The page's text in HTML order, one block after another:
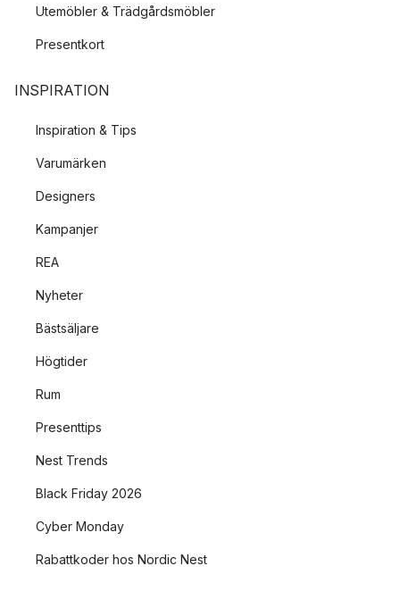
Utemöbler & Trädgårdsmöbler
Presentkort
INSPIRATION
Inspiration & Tips
Varumärken
Designers
Kampanjer
REA
Nyheter
Bästsäljare
Högtider
Rum
Presenttips
Nest Trends
Black Friday 2026
Cyber Monday
Rabattkoder hos Nordic Nest